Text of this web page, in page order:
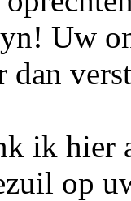
Uw
dan
ik hier
op